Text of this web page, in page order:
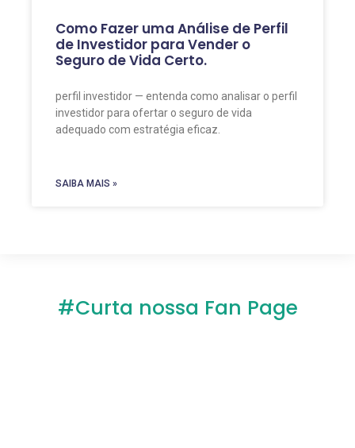
Como Fazer uma Análise de Perfil
de Investidor para Vender o
Seguro de Vida Certo.
perfil investidor — entenda como analisar o perfil
investidor para ofertar o seguro de vida
adequado com estratégia eficaz.
SAIBA MAIS »
#Curta nossa Fan Page